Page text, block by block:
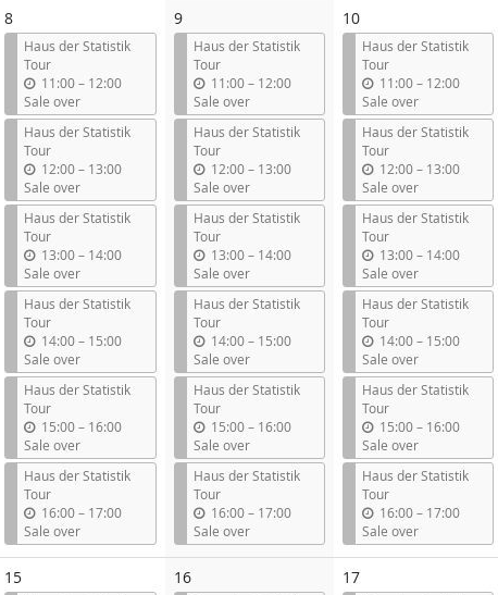
8
Haus der Statistik
Tour
11:00–u
t
i
12:00
Sale over
Haus der Statistik
Tour
12:00–u
t
i
13:00
Sale over
Haus der Statistik
Tour
13:00–u
t
i
14:00
Sale over
Haus der Statistik
Tour
14:00–u
t
i
15:00
Sale over
Haus der Statistik
Tour
15:00–u
t
i
16:00
Sale over
Haus der Statistik
Tour
16:00–u
t
17:00
Sale over
9
Haus der Statistik
Tour
11:00–u
t
i
12:00
Sale over
Haus der Statistik
Tour
12:00–u
t
i
13:00
Sale over
Haus der Statistik
Tour
13:00–u
t
i
14:00
Sale over
Haus der Statistik
Tour
14:00–u
t
i
15:00
Sale over
Haus der Statistik
Tour
15:00–u
t
i
16:00
Sale over
Haus der Statistik
Tour
16:00–u
t
17:00
Sale over
10
Haus der Statistik
Tour
11:00–u
t
i
12:00
Sale over
Haus der Statistik
Tour
12:00–u
t
i
13:00
Sale over
Haus der Statistik
Tour
13:00–u
t
i
14:00
Sale over
Haus der Statistik
Tour
14:00–u
t
i
15:00
Sale over
Haus der Statistik
Tour
15:00–u
t
i
16:00
Sale over
Haus der Statistik
Tour
16:00–u
t
17:00
Sale over
15 16 17